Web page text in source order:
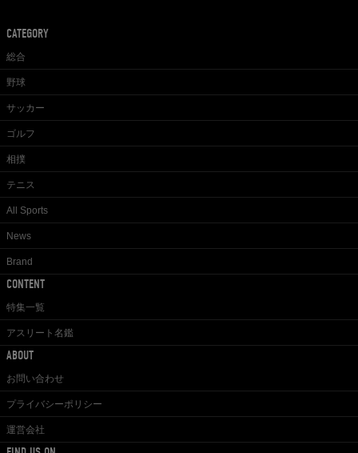
CATEGORY
総合
野球
サッカー
ゴルフ
相撲
テニス
All Sports
News
Brand
CONTENT
特集一覧
アスリート名鑑
ABOUT
お問い合わせ
プライバシーポリシー
運営会社